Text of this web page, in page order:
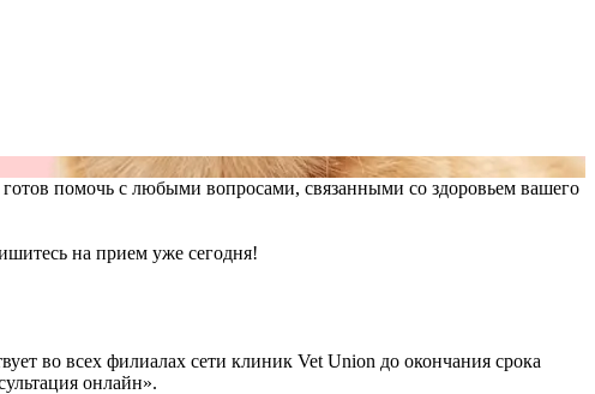
помочь с любыми вопросами, связанными со здоровьем вашего
на прием уже сегодня!
во всех филиалах сети клиник Vet Union до окончания срока
онлайн».